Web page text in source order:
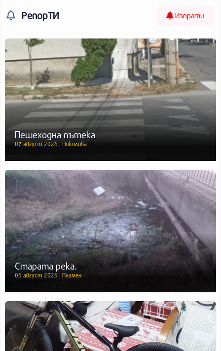
РепорТИ Изпрати
Пешеходна пътека
07 август 2026 | Николова
Старата река.
06 август 2026 | Пламен